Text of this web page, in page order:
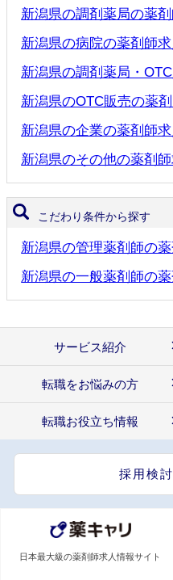
新潟県の調剤薬局の薬剤
新潟県の病院の薬剤師求
新潟県の調剤薬局・
新潟県のOTC販売の薬
新潟県の企業の薬剤師求
新潟県のその他の薬剤師
こだわり条件から探す
新潟県の管理薬剤師の
新潟県の一般薬剤師の
サービス紹介
転職をお悩みの方
転職お役立ち情報
採用検
日本最大級の薬剤師求人情報サイト